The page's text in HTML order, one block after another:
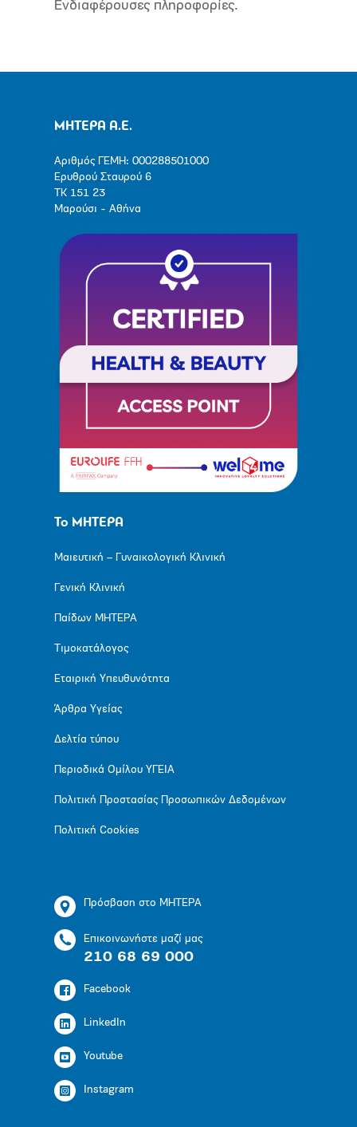
Ενδιαφέρουσες πληροφορίες.
ΜΗΤΕΡΑ Α.Ε.
Αριθμός ΓΕΜΗ: 000288501000
Ερυθρού Σταυρού 6
ΤΚ 151 23
Μαρούσι - Αθήνα
Το ΜΗΤΕΡΑ
Μαιευτική – Γυναικολογική Κλινική
Γενική Κλινική
Παίδων ΜΗΤΕΡΑ
Τιμοκατάλογος
Εταιρική Υπευθυνότητα
Άρθρα Υγείας
Δελτία τύπου
Περιοδικά Ομίλου ΥΓΕΙΑ
Πολιτική Προστασίας Προσωπικών Δεδομένων
Πολιτική Cookies
Πρόσβαση στο ΜΗΤΕΡΑ
Επικοινωνήστε μαζί μας
210 68 69 000
Facebook
LinkedIn
Youtube
Instagram